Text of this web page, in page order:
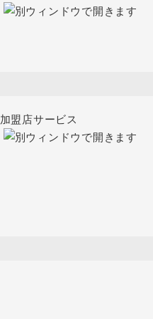
加盟店サービス